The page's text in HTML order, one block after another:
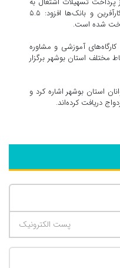
۳۰ نفر از جوانان با مشارکت صندوق کارآفرین و بانک‌ها افزود: ۵.۵
شده است.
کارگاه‌های آموزشی و مشاوره
مختلف استان بوشهر برگزار
استان بوشهر اشاره کرد و